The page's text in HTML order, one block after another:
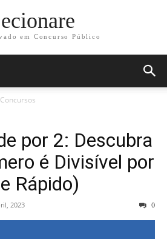
em Concurso Público
por 2: Descubra
é Divisível por
Rápido)
2023 0